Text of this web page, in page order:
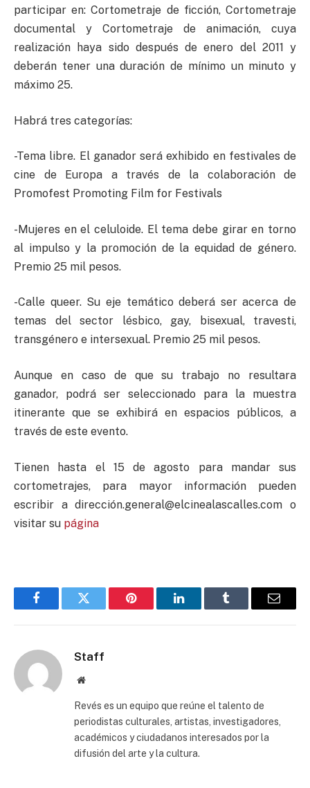
participar en: Cortometraje de ficción, Cortometraje
documental y Cortometraje de animación, cuya
realización haya sido después de enero del 2011 y
deberán tener una duración de mínimo un minuto y
máximo 25.
Habrá tres categorías:
-Tema libre. El ganador será exhibido en festivales de
cine de Europa a través de la colaboración de
Promofest Promoting Film for Festivals
-Mujeres en el celuloide. El tema debe girar en torno
al impulso y la promoción de la equidad de género.
Premio 25 mil pesos.
-Calle queer. Su eje temático deberá ser acerca de
temas del sector lésbico, gay, bisexual, travesti,
transgénero e intersexual. Premio 25 mil pesos.
Aunque en caso de que su trabajo no resultara
ganador, podrá ser seleccionado para la muestra
itinerante que se exhibirá en espacios públicos, a
través de este evento.
Tienen hasta el 15 de agosto para mandar sus
cortometrajes, para mayor información pueden
escribir a dirección.general@elcinealascalles.com o
visitar su página
FacebookTwitter Pinterest LinkedInTumblr Email
Staff
Website
Revés es un equipo que reúne el talento de
periodistas culturales, artistas, investigadores,
académicos y ciudadanos interesados por la
difusión del arte y la cultura.